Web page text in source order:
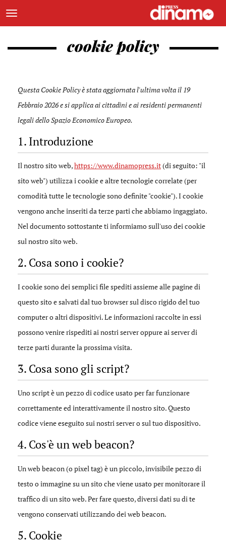
cookie policy
Questa Cookie Policy è stata aggiornata l'ultima volta il 19
Febbraio 2026 e si applica ai cittadini e ai residenti permanenti
legali dello Spazio Economico Europeo.
1. Introduzione
Il nostro sito web,https://www.dinamopress.it(di seguito: "il
sito web") utilizza i cookie e altre tecnologie correlate (per
comodità tutte le tecnologie sono definite "cookie"). I cookie
vengono anche inseriti da terze parti che abbiamo ingaggiato.
Nel documento sottostante ti informiamo sull'uso dei cookie
sul nostro sito web.
2. Cosa sono i cookie?
I cookie sono dei semplici file spediti assieme alle pagine di
questo sito e salvati dal tuo browser sul disco rigido del tuo
computer o altri dispositivi. Le informazioni raccolte in essi
possono venire rispediti ai nostri server oppure ai server di
terze parti durante la prossima visita.
3. Cosa sono gli script?
Uno script è un pezzo di codice usato per far funzionare
correttamente ed interattivamente il nostro sito. Questo
codice viene eseguito sui nostri server o sul tuo dispositivo.
4. Cos'è un web beacon?
Un web beacon (o pixel tag) è un piccolo, invisibile pezzo di
testo o immagine su un sito che viene usato per monitorare il
traffico di un sito web. Per fare questo, diversi dati su di te
vengono conservati utilizzando dei web beacon.
5. Cookie